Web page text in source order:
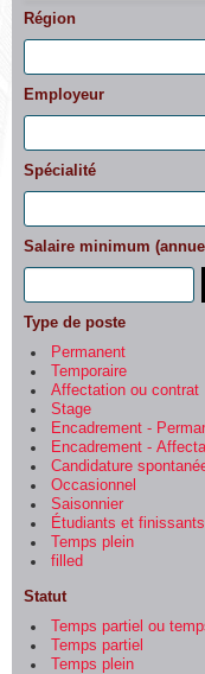
Région
Employeur
Spécialité
Salaire minimum
Type de poste
Permanent
Temporaire
Affectation ou contrat
Stage
Encadrement -
Encadrement -
Candidature
Occasionnel
Saisonnier
Étudiants et finissants
Temps plein
filled
Statut
Temps partiel ou
Temps partiel
Temps plein